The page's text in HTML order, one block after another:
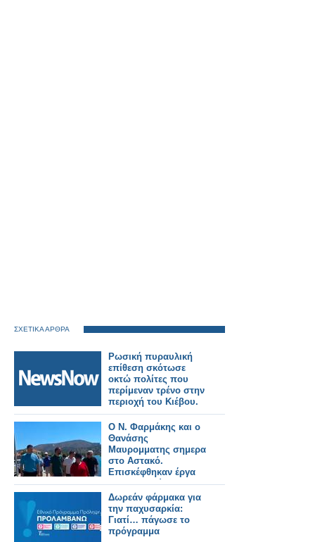
ΣΧΕΤΙΚΑ ΑΡΘΡΑ
Ρωσική πυραυλική
επίθεση σκότωσε
οκτώ πολίτες που
περίμεναν τρένο στην
περιοχή του Κιέβου.
Ο Ν. Φαρμάκης και ο
Θανάσης
Μαυρομματης σημερα
στο Αστακό.
Επισκέφθηκαν έργα
που εκτελούνται στην
περιοχή και
συναντήθηκαν με
φορείς και πολίτες
(φωτο-βιντεο)
Δωρεάν φάρμακα για
την παχυσαρκία:
Γιατί… πάγωσε το
πρόγραμμα